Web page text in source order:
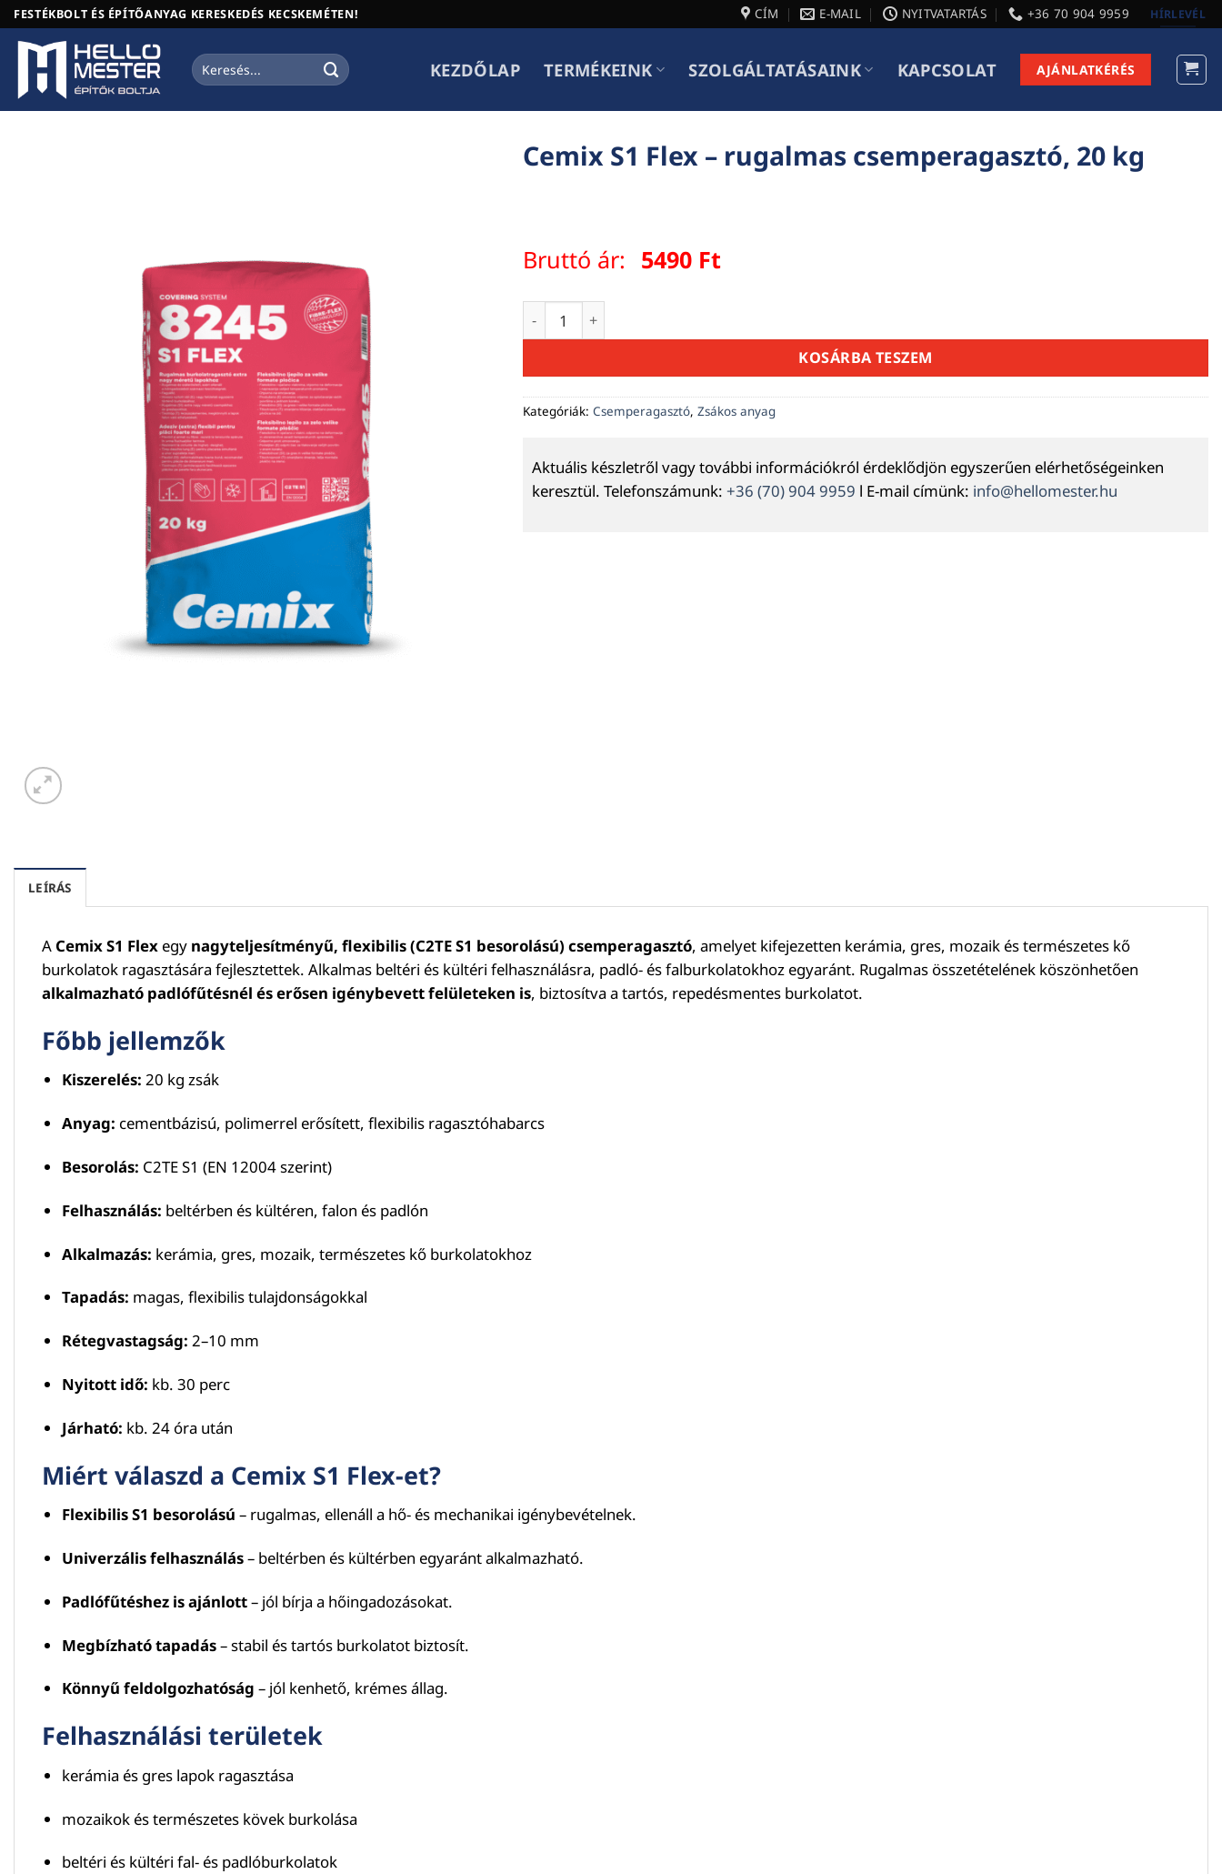
Skip
to
content
FESTÉKBOLT ÉS ÉPÍTŐANYAG KERESKEDÉS KECSKEMÉTEN! CÍM E-MAIL NYITVATARTÁS +36 70 904 9959 HÍRLEVÉL
Keresés
a
KEZDŐLAP TERMÉKEINK SZOLGÁLTATÁSAINK KAPCSOLAT AJÁNLATKÉRÉS
Cemix S1 Flex – rugalmas csemperagasztó, 20 kg
Bruttó ár: 5490 Ft
Cemix S1 Flex – rugalmas csemperagasztó, 20 kg mennyiség
KOSÁRBA TESZEM
Kategóriák: Csemperagasztó, Zsákos anyag
Aktuális készletről vagy további információkról érdeklődjön egyszerűen elérhetőségeinken
keresztül. Telefonszámunk: +36 (70) 904 9959 l E-mail címünk: info@hellomester.hu
LEÍRÁS
A Cemix S1 Flex egy nagyteljesítményű, flexibilis (C2TE S1 besorolású) csemperagasztó, amelyet kifejezetten kerámia, gres, mozaik és természetes kő
burkolatok ragasztására fejlesztettek. Alkalmas beltéri és kültéri felhasználásra, padló- és falburkolatokhoz egyaránt. Rugalmas összetételének köszönhetően
alkalmazható padlófűtésnél és erősen igénybevett felületeken is, biztosítva a tartós, repedésmentes burkolatot.
Főbb jellemzők
Kiszerelés: 20 kg zsák
Anyag: cementbázisú, polimerrel erősített, flexibilis ragasztóhabarcs
Besorolás: C2TE S1 (EN 12004 szerint)
Felhasználás: beltérben és kültéren, falon és padlón
Alkalmazás: kerámia, gres, mozaik, természetes kő burkolatokhoz
Tapadás: magas, flexibilis tulajdonságokkal
Rétegvastagság: 2–10 mm
Nyitott idő: kb. 30 perc
Járható: kb. 24 óra után
Miért válaszd a Cemix S1 Flex-et?
Flexibilis S1 besorolású – rugalmas, ellenáll a hő- és mechanikai igénybevételnek.
Univerzális felhasználás– beltérben és kültérben egyaránt alkalmazható.
Padlófűtéshez is ajánlott– jól bírja a hőingadozásokat.
Megbízható tapadás– stabil és tartós burkolatot biztosít.
Könnyű feldolgozhatóság – jól kenhető, krémes állag.
Felhasználási területek
kerámia és gres lapok ragasztása
mozaikok és természetes kövek burkolása
beltéri és kültéri fal- és padlóburkolatok